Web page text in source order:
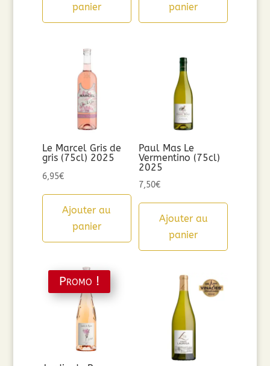
panier
panier
Le Marcel Gris de
gris (75cl) 2025
6,95€
Ajouter au
panier
Paul Mas Le
Vermentino (75cl)
2025
7,50€
Ajouter au
panier
Promo !